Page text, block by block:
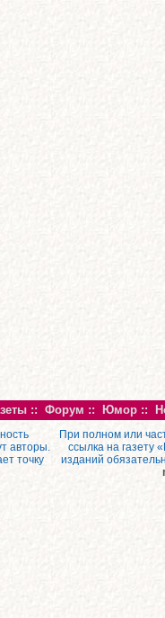
:: Форум :: Юмор ::
авторы.
точку
При полном или
ссылка на газету
изданий